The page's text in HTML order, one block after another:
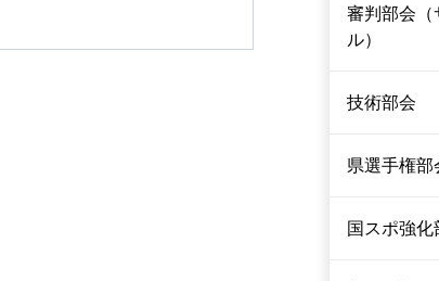
審判部会（
ル）
技術部会
県選手権部
国スポ強化